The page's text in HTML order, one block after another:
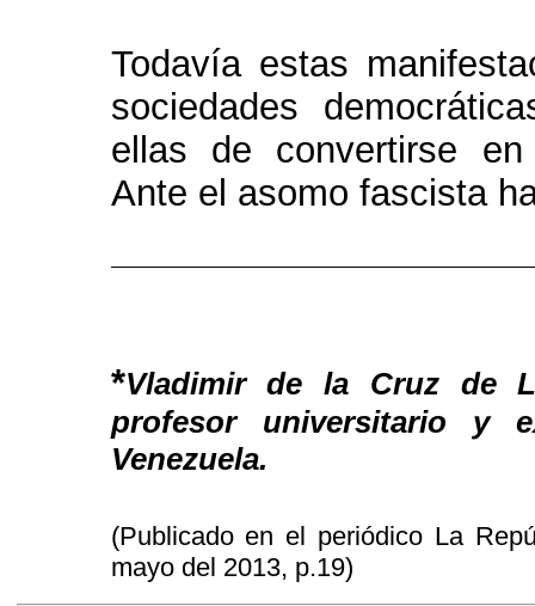
Todavía estas
sociedades
ellas de convertirse
Ante el asomo fascista
*Vladimir de la Cruz de
profesor universitario y
Venezuela.
(Publicado en el periódico La
mayo del 2013, p.19)